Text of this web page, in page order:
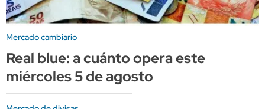
Mercado cambiario
Real blue: a cuánto opera este
miércoles 5 de agosto